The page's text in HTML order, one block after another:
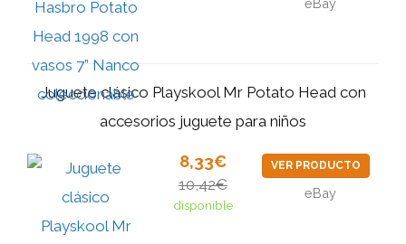
Juguete clásico Playskool Mr Potato Head con
accesorios juguete para niños
8,33€
10,42€
disponible
VER PRODUCTO
eBay